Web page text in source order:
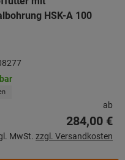
HSK-A 100
ab
284,00 €
MwSt. zzgl. Versandkosten